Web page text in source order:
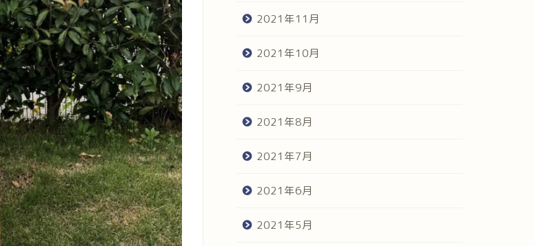
2021年11月
2021年10月
2021年9月
2021年8月
2021年7月
2021年6月
2021年5月